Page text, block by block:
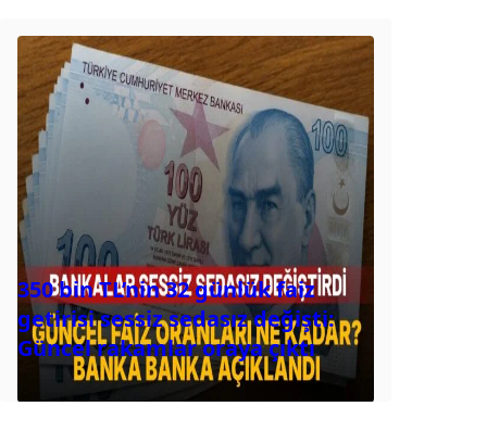
350 bin TL’nin 32 günlük faiz
getirisi sessiz sedasız değişti:
Güncel rakamlar oraya çıktı